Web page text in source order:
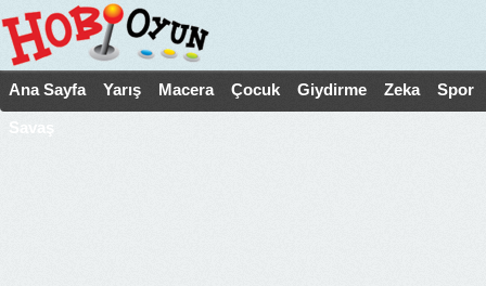
Ana Sayfa Yarış Macera Çocuk Giydirme Zeka Spor